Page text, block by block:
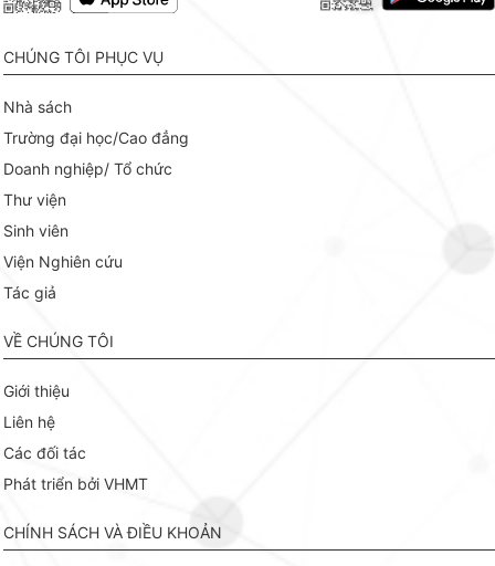
CHÚNG TÔI PHỤC VỤ
Nhà sách
Trường đại học/Cao đẳng
Doanh nghiệp/ Tổ chức
Thư viện
Sinh viên
Viện Nghiên cứu
Tác giả
VỀ CHÚNG TÔI
Giới thiệu
Liên hệ
Các đối tác
Phát triển bởi VHMT
CHÍNH SÁCH VÀ ĐIỀU KHOẢN